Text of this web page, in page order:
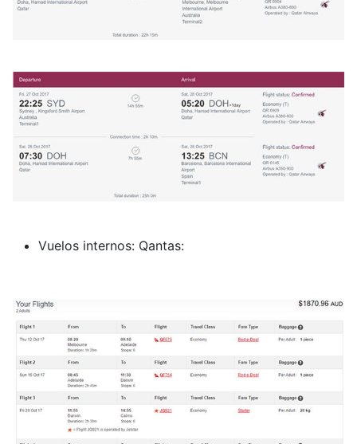
Vuelos internos: Qantas: